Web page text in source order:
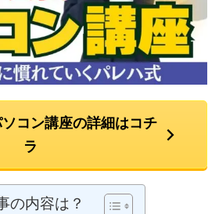
コン講座の詳細はコチ
ラ
の内容は？